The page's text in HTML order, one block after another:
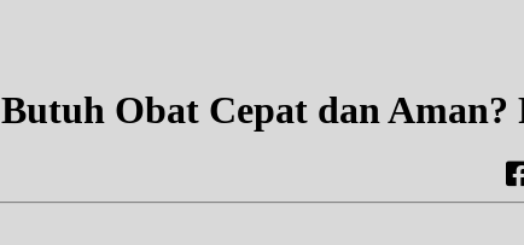
Butuh Obat Cepat dan Aman?